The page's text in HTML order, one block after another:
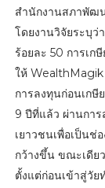
สำนักงานสภาพัฒ
โดยงานวิจัยระบุว่
ร้อยละ 50 การเ
ให้ WealthMagik
การลงทุนก่อนเกษี
9 ปีที่แล้ว ผ่านกา
เยาวชนเพื่อเป็นช่
กว้างขึ้น ขณะเดีย
ตั้งแต่ก่อนเข้าสู่วั